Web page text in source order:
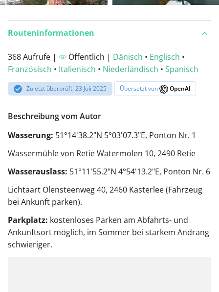
Routeninformationen
368 Aufrufe | Öffentlich | Dänisch • Englisch •
Französisch • Italienisch • Niederländisch • Spanisch
Zuletzt überprüft: 23 Juli 2025 Übersetzt von OpenAI
Beschreibung vom Autor
Wasserung: 51°14'38.2"N 5°03'07.3"E, Ponton Nr. 1
Wassermühle von RetieWatermolen 10, 2490 Retie
Wasserauslass: 51°11'55.2"N 4°54'13.2"E, Ponton Nr. 6
Lichtaart Olensteenweg 40, 2460 Kasterlee (Fahrzeug
bei Ankunft parken).
Parkplatz: kostenloses Parken am Abfahrts- und
Ankunftsort möglich, im Sommer bei starkem Andrang
schwieriger.